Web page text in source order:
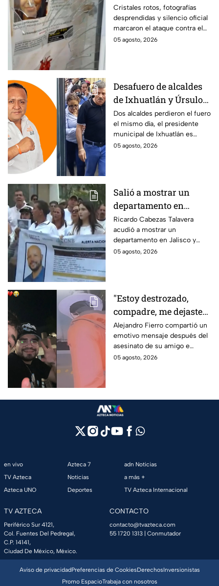
memorial de
desaparecidos en
Veracruz en medio de
crisis
Cristales rotos, fotografías
desprendidas y silencio oficial
marcaron el ataque contra el
memorial de desaparecidos,
05 agosto, 2026
Desafuero de alcaldes
de Ixhuatlán y Úrsulo
Galván: uno de ellos
está implicado en el
asesinato de la
periodista Roxana
Dos alcaldes perdieron el fuero
el mismo día, el presidente
municipal de Ixhuatlán es
investigado por el secuestro y
05 agosto, 2026
Salió a mostrar un
departamento en
Zapopan y no volvió a
casa: Buscan a Ricardo
Cabezas Talavera en
Jalisco
Ricardo Cabezas Talavera
acudió a mostrar un
departamento en Jalisco y
después desapareció;
05 agosto, 2026
"Estoy destrozado,
compadre, me dejaste":
Así reaccionó
Alejandro Fierro al
asesinato del
influencer César
Alejandro Fierro compartió un
emotivo mensaje después del
asesinato de su amigo e
influencer César Gastélum;
05 agosto, 2026
en vivo
TV Azteca
Azteca UNO
Azteca 7
Noticias
Deportes
adn Noticias
a más +
TV Azteca Internacional
TV AZTECA
Periférico Sur 4121,
Col. Fuentes Del Pedregal,
C.P. 14141,
Ciudad De México, México.
CONTACTO
contacto@tvazteca.com
55 1720 1313 | Conmutador
Aviso de privacidadPreferencias de CookiesDerechosInversionistas
Promo EspacioTrabaja con nosotros